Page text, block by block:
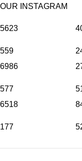
OUR INSTAGRAM
5623
559
6986
577
6518
177